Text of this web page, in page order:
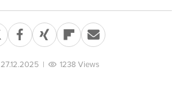
27.12.2025 | 1238 Views